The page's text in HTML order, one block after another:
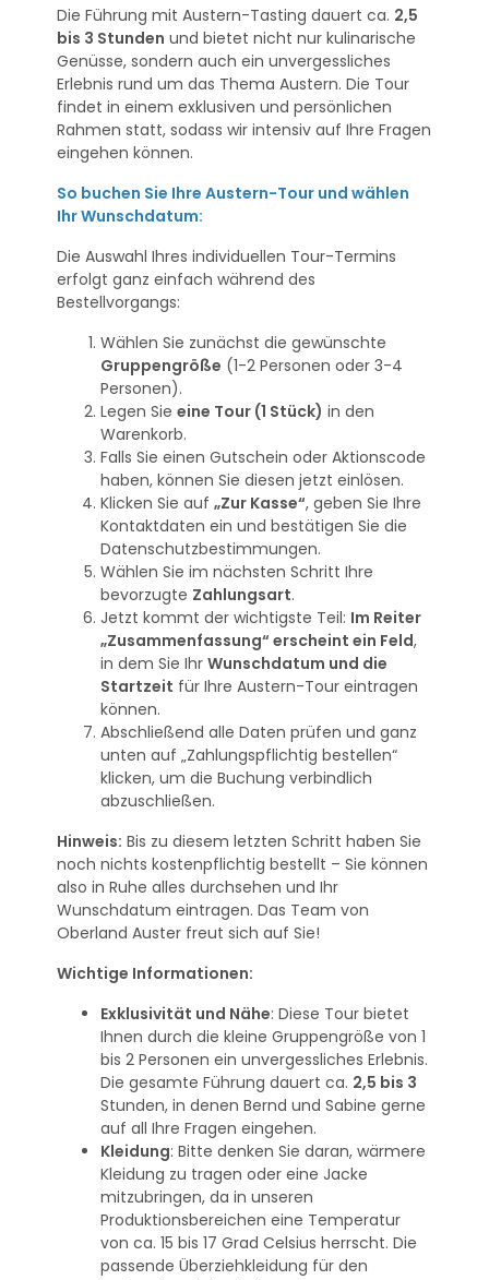
Die Führung mit Austern-Tasting dauert ca. 2,5
bis 3 Stunden und bietet nicht nur kulinarische
Genüsse, sondern auch ein unvergessliches
Erlebnis rund um das Thema Austern. Die Tour
findet in einem exklusiven und persönlichen
Rahmen statt, sodass wir intensiv auf Ihre Fragen
eingehen können.
So buchen Sie Ihre Austern-Tour und wählen
Ihr Wunschdatum:
Die Auswahl Ihres individuellen Tour-Termins
erfolgt ganz einfach während des
Bestellvorgangs:
Wählen Sie zunächst die gewünschte
Gruppengröße (1-2 Personen oder 3-4
Personen).
Legen Sie eine Tour (1 Stück) in den
Warenkorb.
Falls Sie einen Gutschein oder Aktionscode
haben, können Sie diesen jetzt einlösen.
Klicken Sie auf „Zur Kasse“, geben Sie Ihre
Kontaktdaten ein und bestätigen Sie die
Datenschutzbestimmungen.
Wählen Sie im nächsten Schritt Ihre
bevorzugte Zahlungsart.
Jetzt kommt der wichtigste Teil: Im Reiter
„Zusammenfassung“ erscheint ein Feld,
in dem Sie Ihr Wunschdatum und die
Startzeit für Ihre Austern-Tour eintragen
können.
Abschließend alle Daten prüfen und ganz
unten auf „Zahlungspflichtig bestellen“
klicken, um die Buchung verbindlich
abzuschließen.
Hinweis: Bis zu diesem letzten Schritt haben Sie
noch nichts kostenpflichtig bestellt – Sie können
also in Ruhe alles durchsehen und Ihr
Wunschdatum eintragen. Das Team von
Oberland Auster freut sich auf Sie!
Wichtige Informationen:
Exklusivität und Nähe: Diese Tour bietet
Ihnen durch die kleine Gruppengröße von 1
bis 2 Personen ein unvergessliches Erlebnis.
Die gesamte Führung dauert ca. 2,5 bis 3
Stunden, in denen Bernd und Sabine gerne
auf all Ihre Fragen eingehen.
Kleidung: Bitte denken Sie daran, wärmere
Kleidung zu tragen oder eine Jacke
mitzubringen, da in unseren
Produktionsbereichen eine Temperatur
von ca. 15 bis 17 Grad Celsius herrscht. Die
passende Überziehkleidung für den